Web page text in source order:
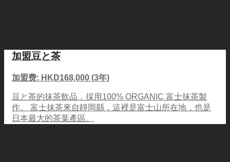
加盟豆と茶
加盟费: HKD168,000 (3年)
豆と茶的抹茶飲品，採用100% ORGANIC 富士抹茶製
作。 富士抹茶來自靜岡縣，這裡是富士山所在地，也是
日本最大的茶葉產區。